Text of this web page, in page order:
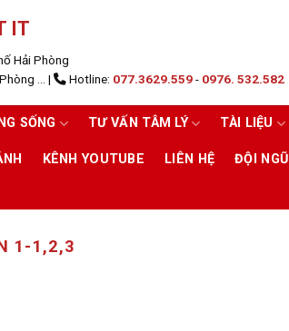
IT
Hải Phòng
... | Hotline: 077.3629.559- 0976. 532.582
SỐNG TƯ VẤN TÂM LÝ TÀI LIỆU
KÊNH YOUTUBE LIÊN HỆ ĐỘI NGŨ
1-1,2,3